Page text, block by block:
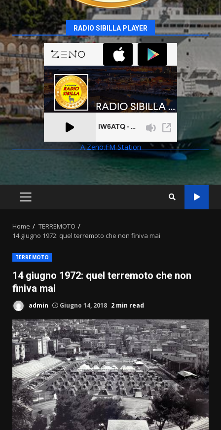
RADIO SIBILLA PLAYER
A Zeno.FM Station
PRIMARY
Home
TERREMOTO
14 giugno 1972: quel terremoto che non finiva mai
TERREMOTO
14 giugno 1972: quel terremoto che non
finiva mai
admin Giugno 14, 2018 2 min read